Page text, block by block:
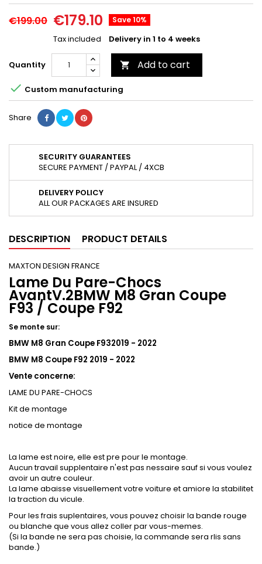
€199.00 €179.10 Save 10%
Tax included Delivery in 1 to 4 weeks
Quantity  Add to cart
 Custom manufacturing
Share
SECURITY GUARANTEES
SECURE PAYMENT / PAYPAL / 4XCB
DELIVERY POLICY
ALL OUR PACKAGES ARE INSURED
DESCRIPTION PRODUCT DETAILS
MAXTON DESIGN FRANCE
Lame Du Pare-Chocs
AvantV.2BMW M8 Gran Coupe
F93 / Coupe F92
Se monte sur:
BMW M8 Gran Coupe F932019 - 2022
BMW M8 Coupe F92 2019 - 2022
Vente concerne:
LAME DU PARE-CHOCS
Kit de montage
notice de montage
La lame est noire, elle est pre pour le montage.
Aucun travail supplentaire n'est pas nessaire sauf si vous voulez
avoir un autre couleur.
La lame abaisse visuellement votre voiture et amiore la stabilitet
la traction du vicule.
Pour les frais suplentaires, vous pouvez choisir la bande rouge
ou blanche que vous allez coller par vous-memes.
(Si la bande ne sera pas choisie, la commande sera rlis sans
bande.)